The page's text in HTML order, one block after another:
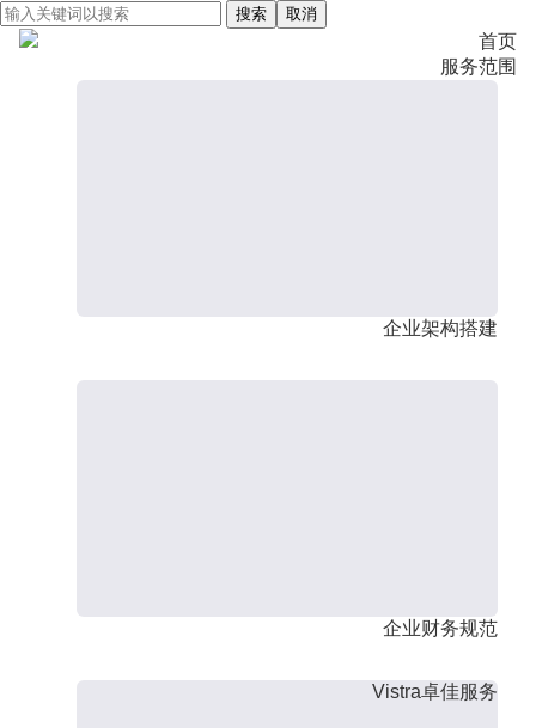
搜索 取消
首页
服务范围
企业架构搭建
企业财务规范
Vistra卓佳服务